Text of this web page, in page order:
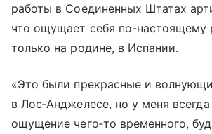
работы в Соединенных Штатах
что ощущает себя по-настоящему
только на родине, в Испании.
«Это были прекрасные и
в Лос‑Анджелесе, но у меня
ощущение чего‑то временного,